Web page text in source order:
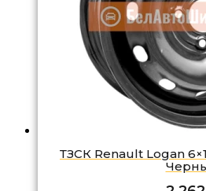
ТЗСК Renault Logan